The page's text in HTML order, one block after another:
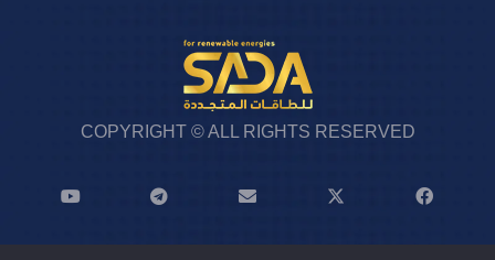
COPYRIGHT © ALL RIGHTS RESERVED